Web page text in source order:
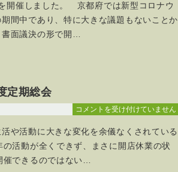
人
北
期
総
会
開催しました。 京都府では新型コロナウ
間中であり、特に大きな議題もないことか
面議決の形で開…
定期総会
NPO
人
北
近
コメントを受け付けていません
や活動に大きな変化を余儀なくされている
活動が全くできず、まさに開店休業の状
できるのではない…